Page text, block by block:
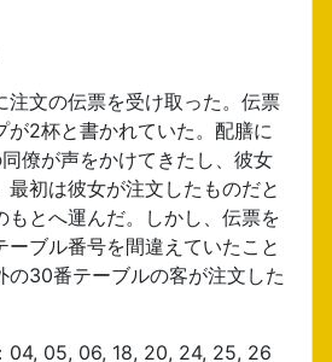
注文の伝票を受け取った。伝票
が2杯と書かれていた。配膳に
僚が声をかけてきたし、彼女
最初は彼女が注文したものだと
もとへ運んだ。しかし、伝票を
ーブル番号を間違えていたこと
の30番テーブルの客が注文した
04, 05, 06, 18, 20, 24, 25, 26